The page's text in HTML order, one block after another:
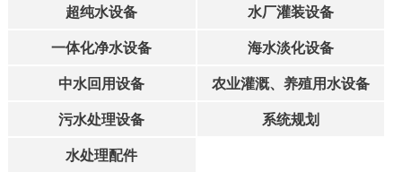
超纯水设备
水厂灌装设备
一体化净水设备
海水淡化设备
中水回用设备
农业灌溉、养殖用水设备
污水处理设备
系统规划
水处理配件